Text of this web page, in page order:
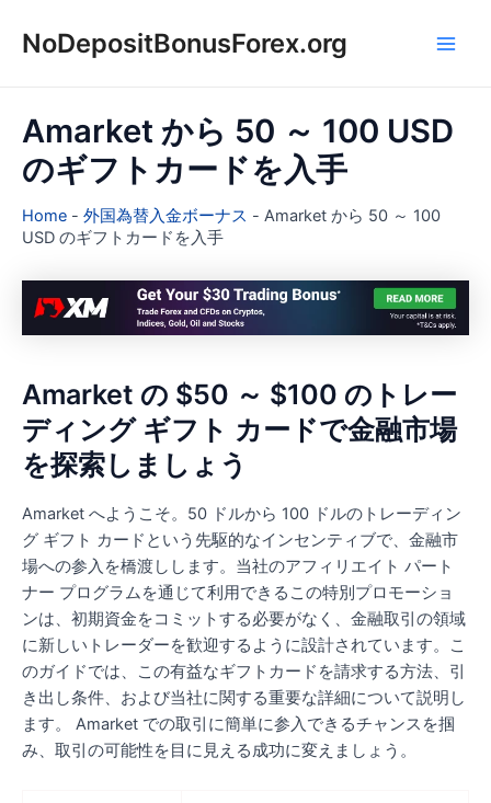
NoDepositBonusForex.org
Amarket から 50 ～ 100 USD
のギフトカードを入手
Home - 外国為替入金ボーナス - Amarket から 50 ～ 100
USD のギフトカードを入手
Amarket の $50 ～ $100 のトレー
ディング ギフト カードで金融市場
を探索しましょう
Amarket へようこそ。50 ドルから 100 ドルのトレーディン
グ ギフト カードという先駆的なインセンティブで、金融市
場への参入を橋渡しします。当社のアフィリエイト パート
ナー プログラムを通じて利用できるこの特別プロモーショ
ンは、初期資金をコミットする必要がなく、金融取引の領域
に新しいトレーダーを歓迎するように設計されています。こ
のガイドでは、この有益なギフトカードを請求する方法、引
き出し条件、および当社に関する重要な詳細について説明し
ます。 Amarket での取引に簡単に参入できるチャンスを掴
み、取引の可能性を目に見える成功に変えましょう。